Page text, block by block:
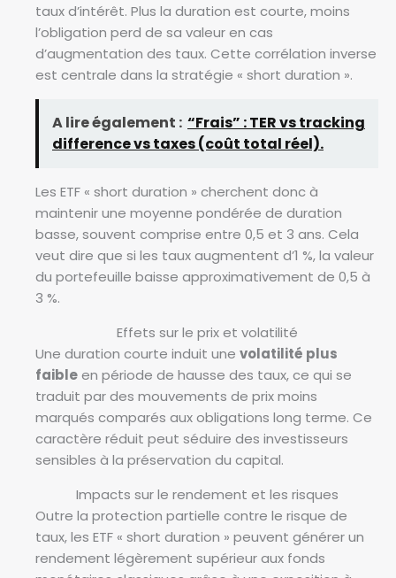
taux d’intérêt. Plus la duration est courte, moins
l’obligation perd de sa valeur en cas
d’augmentation des taux. Cette corrélation inverse
est centrale dans la stratégie « short duration ».
A lire également : “Frais” : TER vs tracking
difference vs taxes (coût total réel).
Les ETF « short duration » cherchent donc à
maintenir une moyenne pondérée de duration
basse, souvent comprise entre 0,5 et 3 ans. Cela
veut dire que si les taux augmentent d’1 %, la valeur
du portefeuille baisse approximativement de 0,5 à
3 %.
Effets sur le prix et volatilité
Une duration courte induit une volatilité plus
faibleen période de hausse des taux, ce qui se
traduit par des mouvements de prix moins
marqués comparés aux obligations long terme. Ce
caractère réduit peut séduire des investisseurs
sensibles à la préservation du capital.
Impacts sur le rendement et les risques
Outre la protection partielle contre le risque de
taux, les ETF « short duration » peuvent générer un
rendement légèrement supérieur aux fonds